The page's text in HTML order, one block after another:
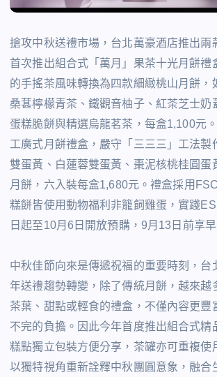
搶攻中秋送禮市場，台北萬豪酒店推出兩
首次推出組合式「萬月」果茶十光月餅禮
的手搖茶風味轉換為四款細緻桃山月餅，
桑葚檸檬青茶、鐵觀音柚子、紅茶芝士奶
蛋糕脆餅與精選烏龍茗茶，每盒1,100元
工廣式月餅禮盒，嚴守「三三三」工法製
雙蛋黃、白蓮蓉雙蛋黃、棗泥核桃桂圓蛋
月餅，六入裝每盒1,680元。禮盒採用
糕餅皆使用動物福利非籠飼雞蛋，實踐
日起至10月6日開放預購，9月13日前享
中秋佳節向來是傳遞祝福的重要時刻，台
年送禮趨勢轉變，除了傳統月餅，越來越
茶葉、甜點或輕食的禮盒，不僅內容更豐
不完的負擔。因此今年首度推出組合式精
糕點獨立包裝方便分享，茶罐亦可重複使
以獨特視角重新詮釋中秋團圓意象，融合